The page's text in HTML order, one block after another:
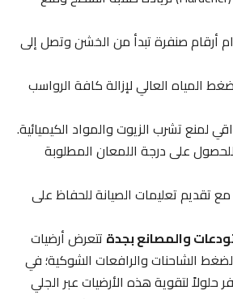
أرقام صنفرة تبدأ من الخشن وتصل إلى
العالي لإزالة كافة الرواسب
تشرب الزيوت والمواد الكيميائية.
على درجة اللمعان المطلوبة
تعليمات الصيانة للحفاظ على
والمصانع بجدةتتعرض أرضيات
الشاحنات والرافعات الشوكية؛ في
لتقوية هذه الأرضيات عبر الجلي